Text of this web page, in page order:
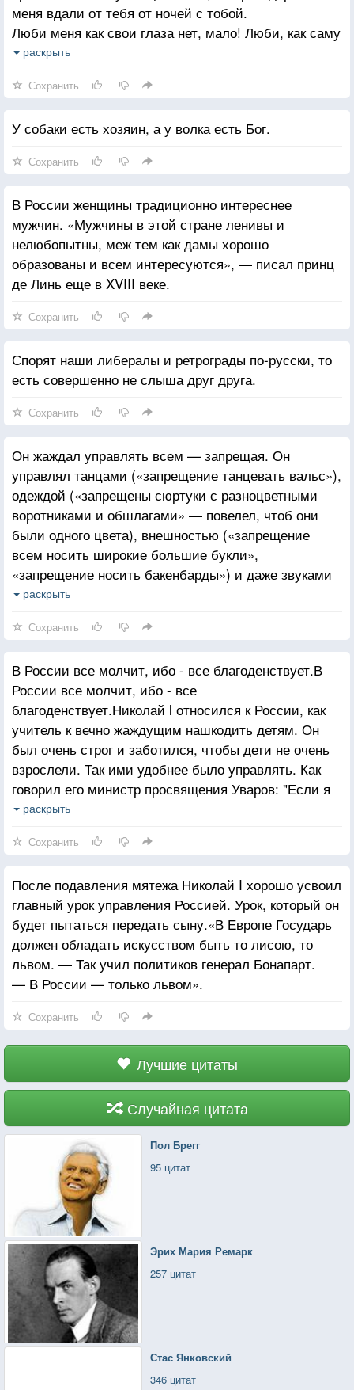
меня вдали от тебя от ночей с тобой.
Люби меня как свои глаза нет, мало! Люби, как саму
себя! Нет, больше, чем саму себя,
только тогда ты будешь любить меня так, как
люблю тебя я
Я опять буду спать без тебя. Прошу тебя, молю,-
во сне в своих объятиях И до утра поцелуи твои
жгут мою кровь Наполеон.
раскрыть
Сохранить
У собаки есть хозяин, а у волка есть Бог.
Сохранить
В России женщины традиционно интереснее
мужчин. «Мужчины в этой стране ленивы и
нелюбопытны, меж тем как дамы хорошо
образованы и всем интересуются», — писал принц
де Линь еще в XVIII веке.
Сохранить
Спорят наши либералы и ретрограды по-русски, то
есть совершенно не слыша друг друга.
Сохранить
Он жаждал управлять всем — запрещая. Он
управлял танцами («запрещение танцевать вальс»),
одеждой («запрещены сюртуки с разноцветными
воротниками и обшлагами» — повелел, чтоб они
были одного цвета), внешностью («запрещение
всем носить широкие большие букли»,
«запрещение носить бакенбарды») и даже звуками
(«запрещено, чтобы кучера и форейторы, ехавши,
Гордо заявлял шведскому послу: «В России нет
важных лиц, кроме того, с которым я говорю и пока
я с ним говорю».О Павле I
раскрыть
Сохранить
В России все молчит, ибо - все благоденствует.В
России все молчит, ибо - все
благоденствует.Николай l относился к России, как
учитель к вечно жаждущим нашкодить детям. Он
был очень строг и заботился, чтобы дети не очень
взрослели. Так ими удобнее было управлять. Как
говорил его министр просвящения Уваров: "Если я
сумею продлить детство России еще на пол
император с удовлетворением мог подвести итог. "В
России все молчит, ибо — благоденствует".
раскрыть
Сохранить
После подавления мятежа Николай I хорошо усвоил
главный урок управления Россией. Урок, который он
будет пытаться передать сыну.«В Европе Государь
должен обладать искусством быть то лисою, то
львом. — Так учил политиков генерал Бонапарт.
— В России — только львом».
Сохранить
Лучшие цитаты
Случайная цитата
Пол Брегг
95 цитат
Эрих Мария Ремарк
257 цитат
Стас Янковский
346 цитат